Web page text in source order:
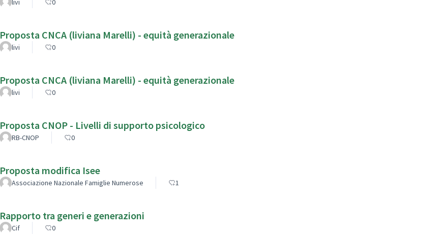
livi 0
Proposta CNCA (liviana Marelli) - equità generazionale
livi 0
Proposta CNCA (liviana Marelli) - equità generazionale
livi 0
Proposta CNOP - Livelli di supporto psicologico
RB-CNOP 0
Proposta modifica Isee
Associazione Nazionale Famiglie Numerose 1
Rapporto tra generi e generazioni
Cif 0